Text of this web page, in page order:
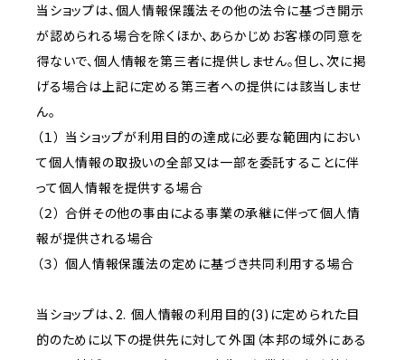
当ショップは、個人情報保護法その他の法令に基づき開示
が認められる場合を除くほか、あらかじめお客様の同意を
得ないで、個人情報を第三者に提供しません。但し、次に掲
げる場合は上記に定める第三者への提供には該当しませ
ん。
（１） 当ショップが利用目的の達成に必要な範囲内におい
て個人情報の取扱いの全部又は一部を委託することに伴
って個人情報を提供する場合
（２） 合併その他の事由による事業の承継に伴って個人情
報が提供される場合
（３） 個人情報保護法の定めに基づき共同利用する場合
当ショップは、2. 個人情報の利用目的(3)に定められた目
的のために以下の提供先に対して外国（本邦の域外にある